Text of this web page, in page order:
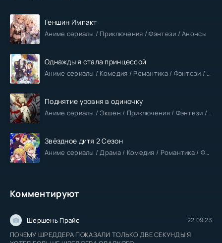
Геншин Импакт
Аниме сериалы / Приключения / Фэнтези / Анонсы
Однажды я стала принцессой
Аниме сериалы / Комедия / Романтика / Фэнтези / Анонсы
Поднятие уровня в одиночку
Аниме сериалы / Экшен / Приключения / Фэнтези / Анонсы
Звёздное дитя 2 Сезон
Аниме сериалы / Драма / Комедия / Романтика / Фантастика / Анонсы
Комментируют
Шершень Прайс 22.09.23
ПОЧЕМУ ШРЕДДЕРА ПОКАЗАЛИ ТОЛЬКО ДВЕ СЕКУНДЫ Я